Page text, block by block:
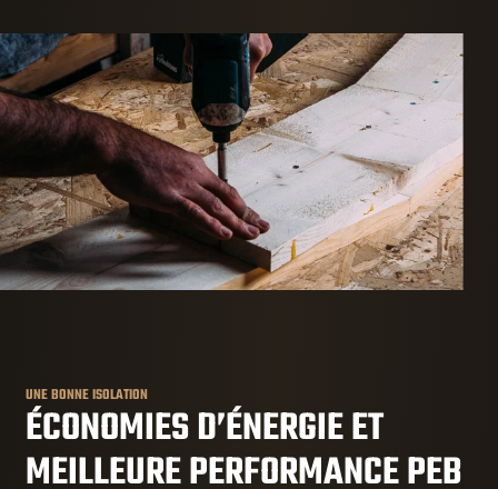
UNE BONNE ISOLATION
ÉCONOMIES D’ÉNERGIE ET
MEILLEURE PERFORMANCE PEB